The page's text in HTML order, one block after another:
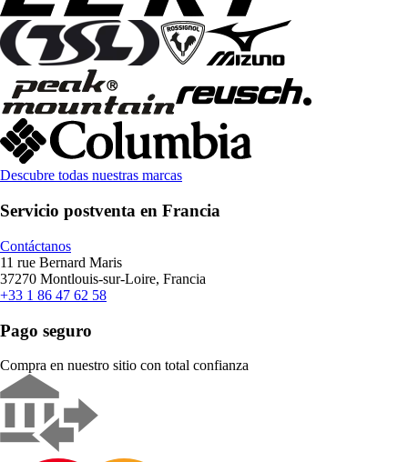
Descubre todas nuestras marcas
Servicio postventa en Francia
Contáctanos
11 rue Bernard Maris
37270 Montlouis-sur-Loire, Francia
+33 1 86 47 62 58
Pago seguro
Compra en nuestro sitio con total confianza